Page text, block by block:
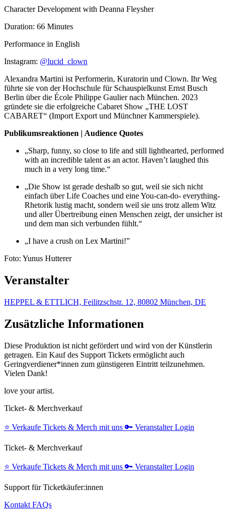
Character Development with Deanna Fleysher
Duration: 66 Minutes
Performance in English
Instagram: @lucid_clown
Alexandra Martini ist Performerin, Kuratorin und Clown. Ihr Weg
führte sie von der Hochschule für Schauspielkunst Ernst Busch
Berlin über die École Philippe Gaulier nach München. 2023
gründete sie die erfolgreiche Cabaret Show „THE LOST
CABARET“ (Import Export und Münchner Kammerspiele).
Publikumsreaktionen | Audience Quotes
„Sharp, funny, so close to life and still lighthearted, performed
with an incredible talent as an actor. Haven’t laughed this
much in a very long time.“
„Die Show ist gerade deshalb so gut, weil sie sich nicht
einfach über Life Coaches und eine You-can-do- everything-
Rhetorik lustig macht, sondern weil sie uns trotz allem Witz
und aller Übertreibung einen Menschen zeigt, der unsicher ist
und dem man sich verbunden fühlt.“
„I have a crush on Lex Martini!”
Foto: Yunus Hutterer
Veranstalter
HEPPEL & ETTLICH, Feilitzschstr. 12, 80802 München, DE
Zusätzliche Informationen
Diese Produktion ist nicht gefördert und wird von der Künstlerin
getragen. Ein Kauf des Support Tickets ermöglicht auch
Geringverdiener*innen zum günstigeren Eintritt teilzunehmen.
Vielen Dank!
love your artist.
Ticket- & Merchverkauf
⭐️ Verkaufe Tickets & Merch mit uns 🔑 Veranstalter Login
Ticket- & Merchverkauf
⭐️ Verkaufe Tickets & Merch mit uns 🔑 Veranstalter Login
Support für Ticketkäufer:innen
Kontakt FAQs